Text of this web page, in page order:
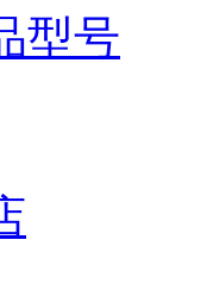
型号